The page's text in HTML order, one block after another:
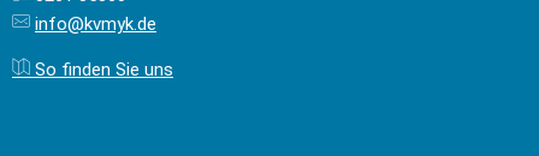
info@kvmyk.de
So finden Sie uns